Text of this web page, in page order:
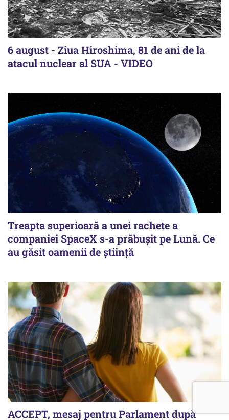
6 august - Ziua Hiroshima, 81 de ani de la
atacul nuclear al SUA - VIDEO
Treapta superioară a unei rachete a
companiei SpaceX s-a prăbușit pe Lună. Ce
au găsit oamenii de știință
ACCEPT, mesaj pentru Parlament după